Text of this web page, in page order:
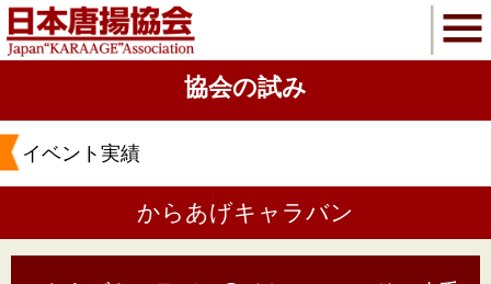
協会の試み
イベント実績
からあげキャラバン